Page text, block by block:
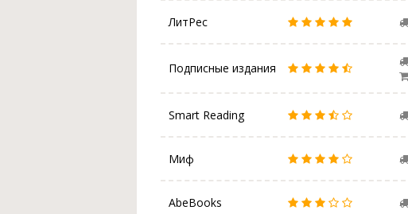
ЛитРес
Подписные издания
Smart Reading
Миф
AbeBooks